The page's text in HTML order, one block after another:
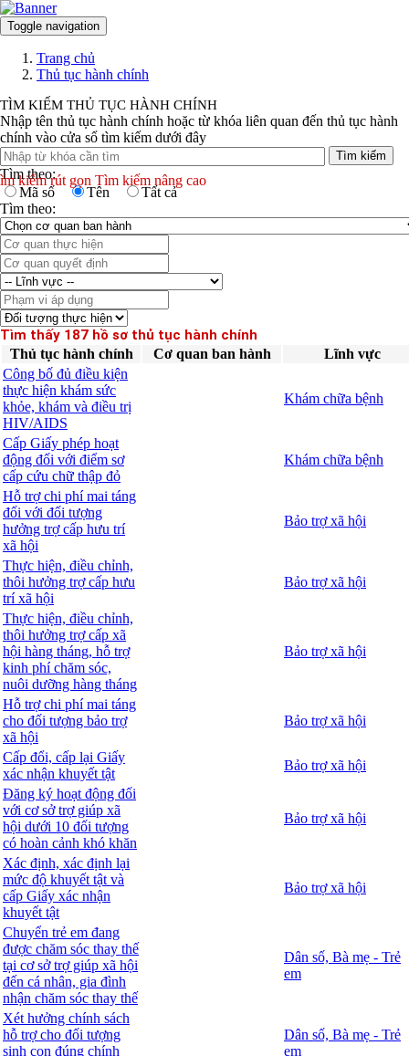
Toggle navigation
Trang chủ
Thủ tục hành chính
TÌM KIẾM THỦ TỤC HÀNH CHÍNH
Nhập tên thủ tục hành chính hoặc từ khóa liên quan đến thủ tục hành
chính vào cửa sổ tìm kiếm dưới đây
Tìm kiếm
kiếm rút gọn Tìm kiếm nâng cao
Tìm theo:
Mã số
Tên
Tất cả
Tìm theo:
Tìm thấy 187 hồ sơ thủ tục hành chính
Thủ tục hành chính Cơ quan ban hành
Lĩnh vực
Công bố đủ điều kiện
thực hiện khám sức
khỏe, khám và điều trị
HIV/AIDS
Khám chữa bệnh
Cấp Giấy phép hoạt
động đối với điểm sơ
cấp cứu chữ thập đỏ
Khám chữa bệnh
Hỗ trợ chi phí mai táng
đối với đối tượng
hưởng trợ cấp hưu trí
xã hội
Bảo trợ xã hội
Thực hiện, điều chỉnh,
thôi hưởng trợ cấp hưu
trí xã hội
Bảo trợ xã hội
Thực hiện, điều chỉnh,
thôi hưởng trợ cấp xã
hội hàng tháng, hỗ trợ
kinh phí chăm sóc,
nuôi dưỡng hàng tháng
Bảo trợ xã hội
Hỗ trợ chi phí mai táng
cho đối tượng bảo trợ
xã hội
Bảo trợ xã hội
Cấp đổi, cấp lại Giấy
xác nhận khuyết tật
Bảo trợ xã hội
Đăng ký hoạt động đối
với cơ sở trợ giúp xã
hội dưới 10 đối tượng
có hoàn cảnh khó khăn
Bảo trợ xã hội
Xác định, xác định lại
mức độ khuyết tật và
cấp Giấy xác nhận
khuyết tật
Bảo trợ xã hội
Chuyển trẻ em đang
được chăm sóc thay thế
tại cơ sở trợ giúp xã hội
đến cá nhân, gia đình
nhận chăm sóc thay thế
Dân số, Bà mẹ - Trẻ
em
Xét hưởng chính sách
hỗ trợ cho đối tượng
sinh con đúng chính
Dân số, Bà mẹ - Trẻ
em